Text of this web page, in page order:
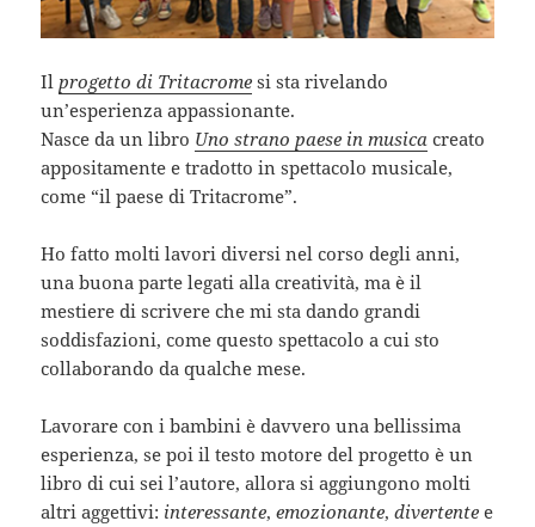
Ilprogetto di Tritacrome si sta rivelando
un’esperienza appassionante.
Nasce da un libro Uno strano paese in musica creato
appositamente e tradotto in spettacolo musicale,
come “il paese di Tritacrome”.
Ho fatto molti lavori diversi nel corso degli anni,
una buona parte legati alla creatività, ma è il
mestiere di scrivere che mi sta dando grandi
soddisfazioni, come questo spettacolo a cui sto
collaborando da qualche mese.
Lavorare con i bambini è davvero una bellissima
esperienza, se poi il testo motore del progetto è un
libro di cui sei l’autore, allora si aggiungono molti
altri aggettivi: interessante,emozionante,divertente e